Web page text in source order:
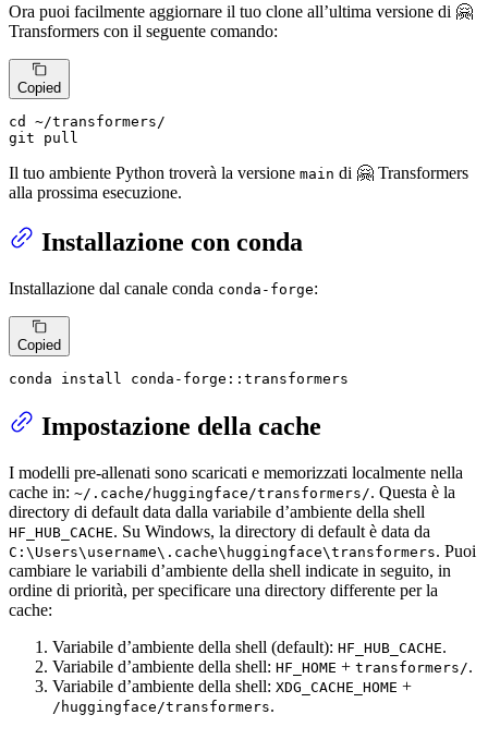
Ora puoi facilmente aggiornare il tuo clone all’ultima versione di 🤗
Transformers con il seguente comando:
Copied
cd
~/transformers/
git pull
Il tuo ambiente Python troverà la versione main di 🤗 Transformers
alla prossima esecuzione.
Installazione con conda
Installazione dal canale conda conda-forge:
Copied
conda install conda-forge::transformers
Impostazione della cache
I modelli pre-allenati sono scaricati e memorizzati localmente nella
cache in: ~/.cache/huggingface/transformers/. Questa è la
directory di default data dalla variabile d’ambiente della shell
HF_HUB_CACHE. Su Windows, la directory di default è data da
C:\Users\username\.cache\huggingface\transformers. Puoi
cambiare le variabili d’ambiente della shell indicate in seguito, in
ordine di priorità, per specificare una directory differente per la
cache:
Variabile d’ambiente della shell (default): HF_HUB_CACHE.
Variabile d’ambiente della shell: HF_HOME + transformers/.
Variabile d’ambiente della shell: XDG_CACHE_HOME +
/huggingface/transformers.